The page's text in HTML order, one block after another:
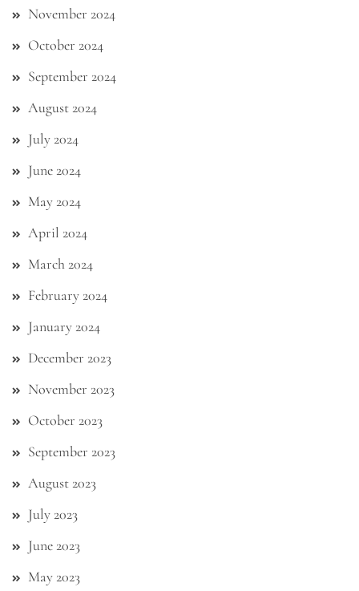
November 2024
October 2024
September 2024
August 2024
July 2024
June 2024
May 2024
April 2024
March 2024
February 2024
January 2024
December 2023
November 2023
October 2023
September 2023
August 2023
July 2023
June 2023
May 2023